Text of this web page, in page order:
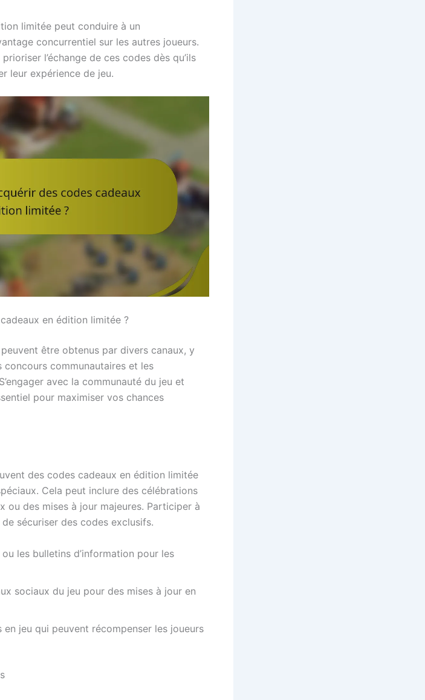
limitée peut conduire à un
concurrentiel sur les autres joueurs.
l’échange de ces codes dès qu’ils
leur expérience de jeu.
en édition limitée ?
être obtenus par divers canaux, y
communautaires et les
avec la communauté du jeu et
pour maximiser vos chances
des codes cadeaux en édition limitée
Cela peut inclure des célébrations
ou des mises à jour majeures. Participer à
sécuriser des codes exclusifs.
les bulletins d’information pour les
sociaux du jeu pour des mises à jour en
jeu qui peuvent récompenser les joueurs